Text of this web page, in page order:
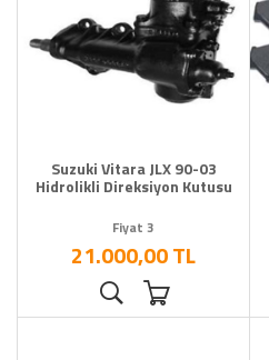
Suzuki Vitara JLX 90-03
Hidrolikli Direksiyon Kutusu
Fiyat 3
21.000,00 TL